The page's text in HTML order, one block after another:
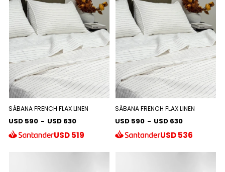
SÁBANA FRENCH FLAX LINEN
USD 590 - USD 630
USD519
SÁBANA FRENCH FLAX LINEN
USD 590 - USD 630
USD536